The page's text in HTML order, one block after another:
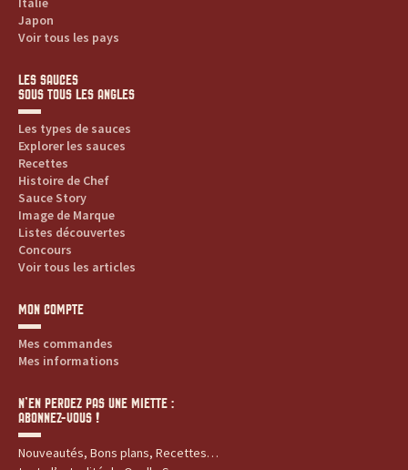
Japon
Voir tous les pays
LES SAUCES
SOUS TOUS LES ANGLES
Les types de sauces
Explorer les sauces
Recettes
Histoire de Chef
Sauce Story
Image de Marque
Listes découvertes
Concours
Voir tous les articles
MON COMPTE
Mes commandes
Mes informations
N’EN PERDEZ PAS UNE MIETTE :
ABONNEZ-VOUS !
Nouveautés, Bons plans, Recettes…